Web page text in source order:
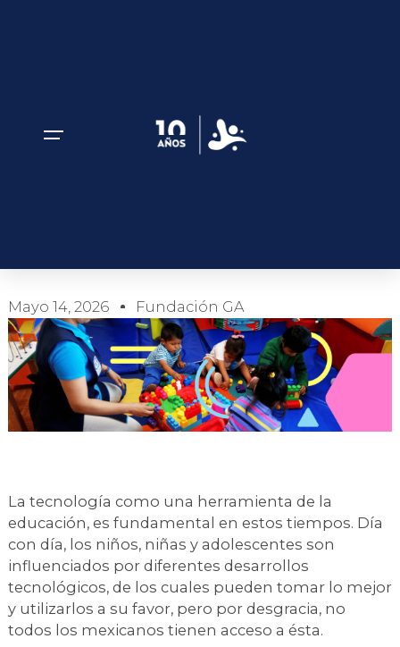
TECNOLOGÍA PARA
TODOS
Mayo 14, 2026 Fundación GA
La tecnología como una herramienta de la
educación, es fundamental en estos tiempos. Día
con día, los niños, niñas y adolescentes son
influenciados por diferentes desarrollos
tecnológicos, de los cuales pueden tomar lo mejor
y utilizarlos a su favor, pero por desgracia, no
todos los mexicanos tienen acceso a ésta.